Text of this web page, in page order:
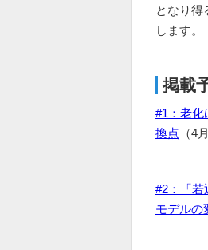
となり得
します。
掲載
#1：老化
換点 （4
#2：「
モデルの